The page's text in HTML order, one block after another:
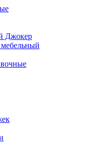
Джокер